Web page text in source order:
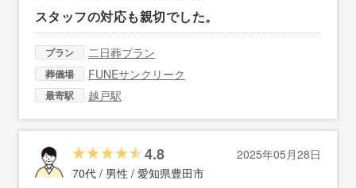
スタッフの対応も親切でした。
プラン 二日葬プラン
葬儀場 FUNEサンクリーク
最寄駅 越戸駅
4.8
2025年05月28日
70代 / 男性 / 愛知県豊田市